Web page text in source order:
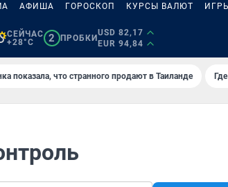
АФИША ГОРОСКОП КУРСЫ ВАЛЮТ
СЕЙЧАС
+28°C
2 ПРОБКИ
USD 82,17
EUR 94,84
показала, что странного продают в Таиланде